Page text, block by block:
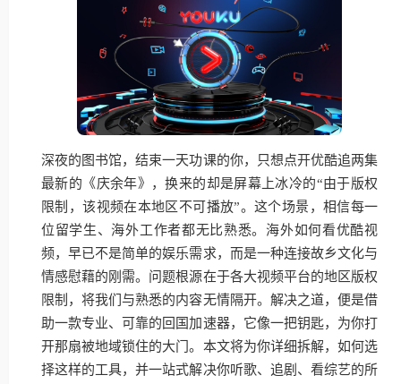
深夜的图书馆，结束一天功课的你，只想点开优酷追两集
最新的《庆余年》，换来的却是屏幕上冰冷的“由于版权
限制，该视频在本地区不可播放”。这个场景，相信每一
位留学生、海外工作者都无比熟悉。海外如何看优酷视
频，早已不是简单的娱乐需求，而是一种连接故乡文化与
情感慰藉的刚需。问题根源在于各大视频平台的地区版权
限制，将我们与熟悉的内容无情隔开。解决之道，便是借
助一款专业、可靠的回国加速器，它像一把钥匙，为你打
开那扇被地域锁住的大门。本文将为你详细拆解，如何选
择这样的工具，并一站式解决你听歌、追剧、看综艺的所